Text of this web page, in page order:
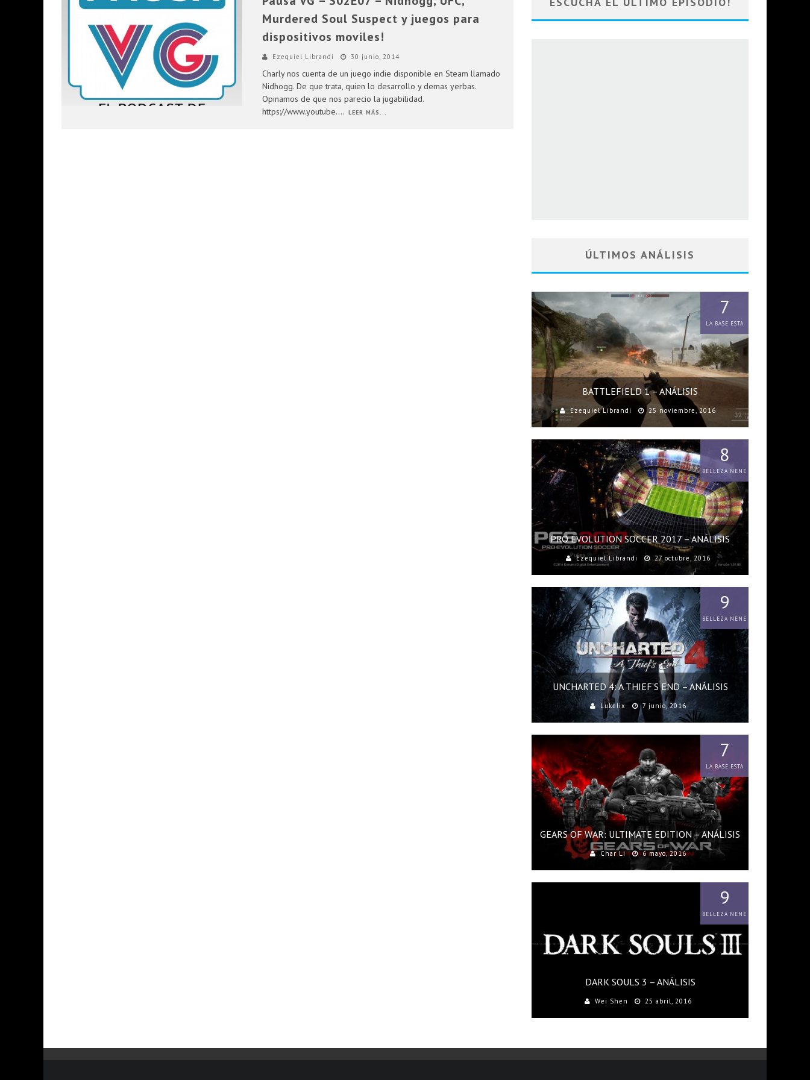
PRESENTACIÓN OFICIAL DE GEARS OF WAR 4 EN ARGENTINA
PRESENTACION WATCH DOGS 2 EN ARGENTINA
Murdered Soul Suspect y juegos para
dispositivos moviles!
Ezequiel Librandi 30 junio, 2014
Charly nos cuenta de un juego indie disponible en Steam llamado
Nidhogg. De que trata, quien lo desarrollo y demas yerbas.
Opinamos de que nos parecio la jugabilidad.
https://www.youtube.... LEER MÁS...
ÚLTIMOS ANÁLISIS
BATTLEFIELD 1 – ANÁLISIS
Ezequiel Librandi 25 noviembre, 2016
7
LA BASE ESTA
PRO EVOLUTION SOCCER 2017 – ANÁLISIS
Ezequiel Librandi 27 octubre, 2016
8
BELLEZA NENE
UNCHARTED 4: A THIEF’S END – ANÁLISIS
Lukelix 7 junio, 2016
9
BELLEZA NENE
GEARS OF WAR: ULTIMATE EDITION – ANÁLISIS
Char Li 6 mayo, 2016
7
LA BASE ESTA
DARK SOULS 3 – ANÁLISIS
Wei Shen 25 abril, 2016
9
BELLEZA NENE